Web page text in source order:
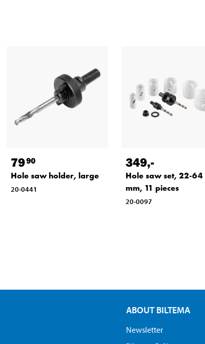
7990
Hole saw holder, large
20-0441
349,-
Hole saw set, 22-64
mm, 11 pieces
20-0097
ABOUT BILTEMA
Newsletter